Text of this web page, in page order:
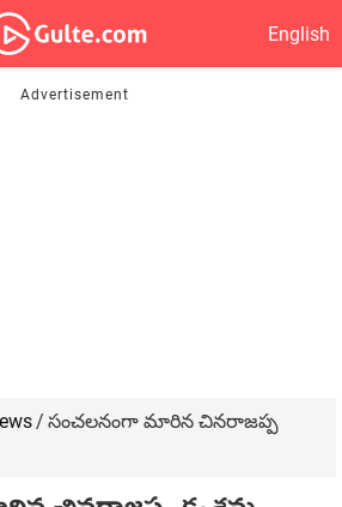
English
/ సంచలనంగా మారిన చినరాజప్ప